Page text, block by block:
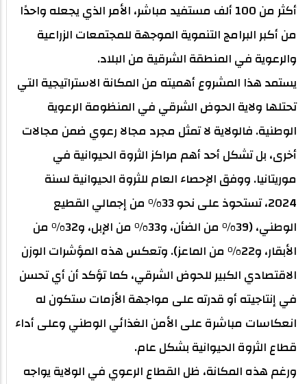
أكثر من 100 ألف مستفيد مباشر، الأمر الذي يجعله واحدًا
من أكبر البرامج التنموية الموجهة للمجتمعات الزراعية
والرعوية في المنطقة الشرقية من البلاد.
يستمد هذا المشروع أهميته من المكانة الاستراتيجية التي
تحتلها ولاية الحوض الشرقي في المنظومة الرعوية
الوطنية. فالولاية لا تمثل مجرد مجالا رعوي ضمن مجالات
أخرى، بل تشكل أحد أهم مراكز الثروة الحيوانية في
موريتانيا. ووفق الإحصاء العام للثروة الحيوانية لسنة
2024، تستحوذ على نحو 33% من إجمالي القطيع
الوطني، (39% من الضأن، و33% من الإبل، و32% من
الأبقار، و22% من الماعز). وتعكس هذه المؤشرات الوزن
الاقتصادي الكبير للحوض الشرقي، كما تؤكد أن أي تحسن
في إنتاجيته أو قدرته على مواجهة الأزمات ستكون له
انعكاسات مباشرة على الأمن الغذائي الوطني وعلى أداء
قطاع الثروة الحيوانية بشكل عام.
ورغم هذه المكانة، ظل القطاع الرعوي في الولاية يواجه